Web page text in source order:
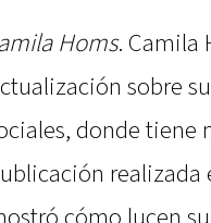
Homs. Camila
sobre
donde
realizada